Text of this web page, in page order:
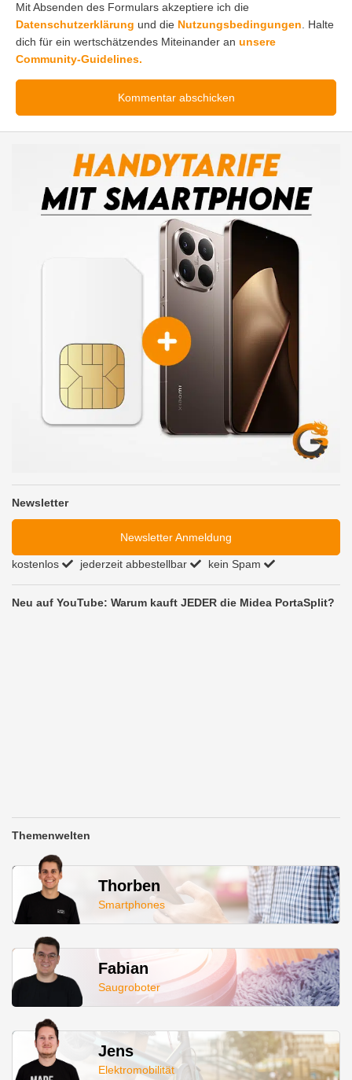
Mit Absenden des Formulars akzeptiere ich die
Datenschutzerklärung und die Nutzungsbedingungen. Halte
dich für ein wertschätzendes Miteinander an unsere
Community-Guidelines.
Newsletter
Newsletter Anmeldung
kostenlos jederzeit abbestellbar kein Spam
Neu auf YouTube: Warum kauft JEDER die Midea PortaSplit?
Themenwelten
Thorben
Smartphones
Fabian
Saugroboter
Jens
Elektromobilität